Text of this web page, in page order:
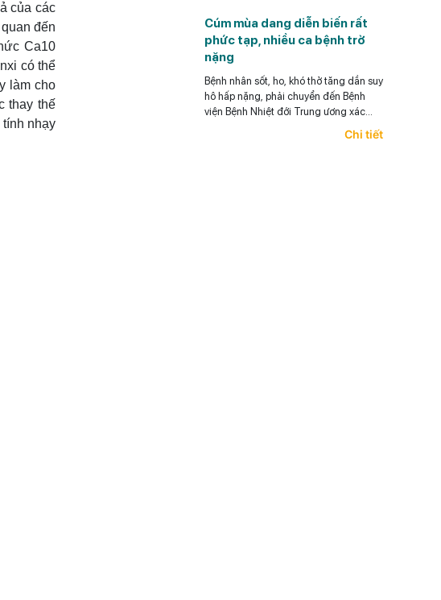
của các
đến
Ca10
có thể
làm cho
thay thế
nhạy
Cúm mùa dang diễn biến rất
phức tạp, nhiều ca bệnh trở
nặng
Bệnh nhân sốt, ho, khó thở tăng dần suy
hô hấp nặng, phải chuyển đến Bệnh
viện Bệnh Nhiệt đới Trung ương xác
định mắc cúm, đặt ống nội khí quản.
Chi tiết